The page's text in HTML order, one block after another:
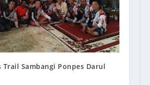
Trail Sambangi Ponpes Darul